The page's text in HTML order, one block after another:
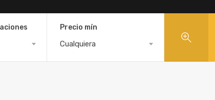
Precio mín
Cualquiera